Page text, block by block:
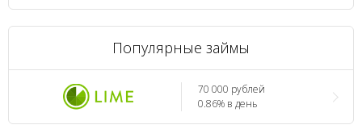
Популярные займы
70 000 рублей
0.86% в день